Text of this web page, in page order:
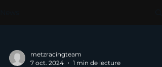
metzracingteam
7 oct. 2024
1 min de lecture